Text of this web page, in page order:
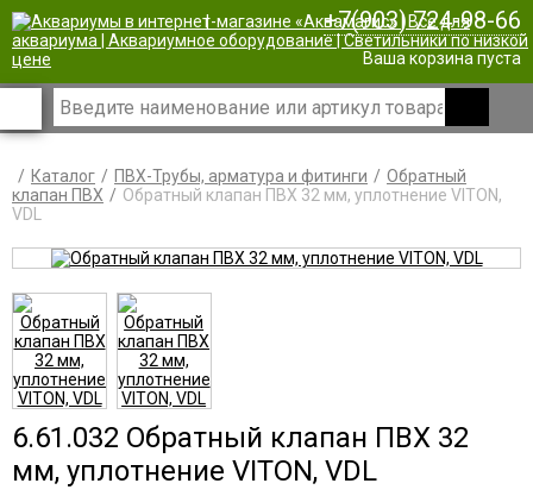
| +7(903) 724-98-66
Ваша корзина пуста
Каталог ПВХ-Трубы, арматура и фитинги
Обратный
клапан ПВХ
Обратный клапан ПВХ 32 мм, уплотнение VITON,
VDL
6.61.032 Обратный клапан ПВХ 32
мм, уплотнение VITON, VDL